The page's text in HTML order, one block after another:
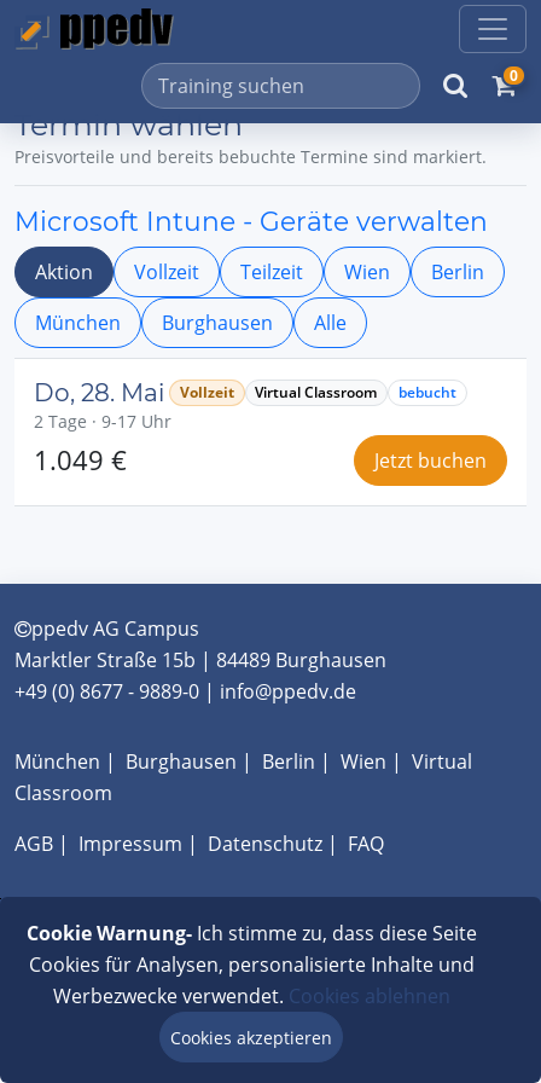
0
Termin wählen
Preisvorteile und bereits bebuchte Termine sind markiert.
Microsoft Intune - Geräte verwalten
Aktion Vollzeit Teilzeit Wien
Berlin
München
Burghausen Alle
Do, 28. Mai Vollzeit Virtual Classroom bebucht
2 Tage · 9-17 Uhr
1.049 € Jetzt buchen
ppedv AG Campus
Marktler Straße 15b | 84489 Burghausen
+49 (0) 8677 - 9889-0 | info@ppedv.de
München | Burghausen | Berlin | Wien | Virtual
Classroom
AGB | Impressum | Datenschutz | FAQ
Cookie Warnung-Ich stimme zu, dass diese Seite
Cookies für Analysen, personalisierte Inhalte und
Werbezwecke verwendet. Cookies ablehnen
Cookies akzeptieren